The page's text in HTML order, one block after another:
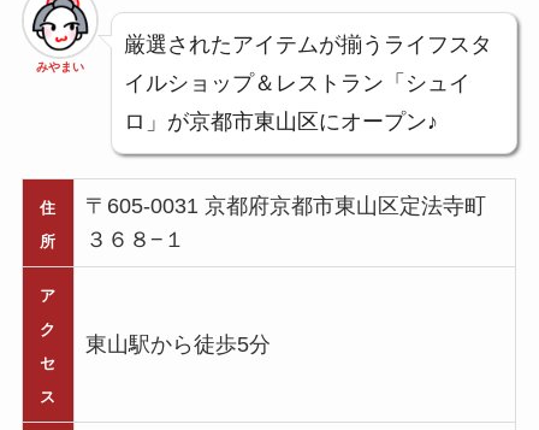
みやまい
厳選されたアイテムが揃うライフスタ
イルショップ＆レストラン「シュイ
ロ」が京都市東山区にオープン♪
住
所
〒605-0031 京都府京都市東山区定法寺町
３６８−１
ア
ク
セ
ス
東山駅から徒歩5分